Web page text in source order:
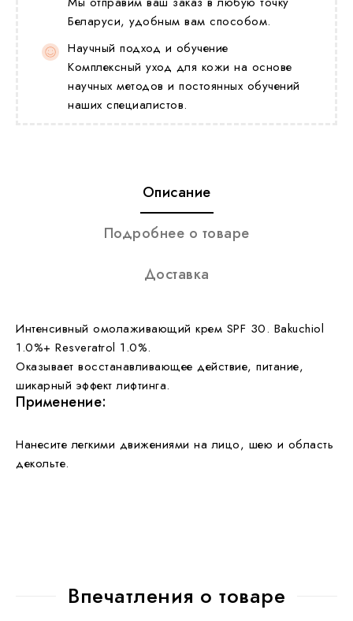
Беларуси, удобным вам способом.
Научный подход и обучение
Комплексный уход для кожи на основе
научных методов и постоянных обучений
наших специалистов.
Описание
Подробнее о товаре
Доставка
Интенсивный омолаживающий крем SPF 30. Bakuchiol
1.0%+ Resveratrol 1.0%.
Оказывает восстанавливающее действие, питание,
шикарный эффект лифтинга.
Применение:
Нанесите легкими движениями на лицо, шею и область
декольте.
Впечатления о товаре